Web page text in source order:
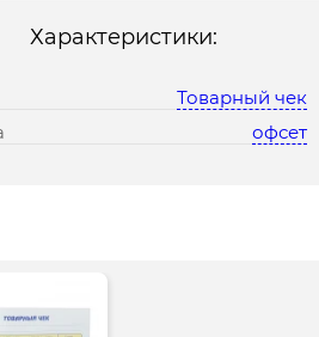
Характеристики:
Товарный чек
офсет